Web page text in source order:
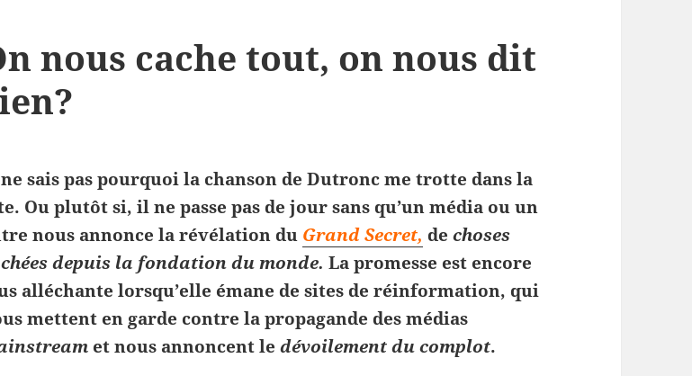
nous cache tout, on nous dit
ne sais pas pourquoi la chanson de Dutronc me trotte dans la
Ou plutôt si, il ne passe pas de jour sans qu’un média ou un
nous annonce la révélation du Grand Secret, dechoses
depuis la fondation du monde. La promesse est encore
alléchante lorsqu’elle émane de sites de réinformation, qui
mettent en garde contre la propagande des médias
et nous annoncent ledévoilement du complot.